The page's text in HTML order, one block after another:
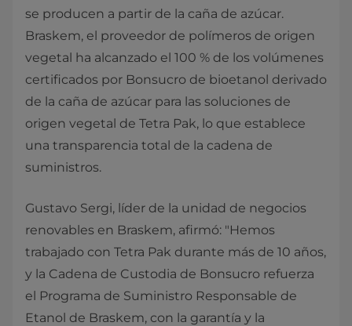
se producen a partir de la caña de azúcar.
Braskem, el proveedor de polímeros de origen
vegetal ha alcanzado el 100 % de los volúmenes
certificados por Bonsucro de bioetanol derivado
de la caña de azúcar para las soluciones de
origen vegetal de Tetra Pak, lo que establece
una transparencia total de la cadena de
suministros.
Gustavo Sergi, líder de la unidad de negocios
renovables en Braskem, afirmó: "Hemos
trabajado con Tetra Pak durante más de 10 años,
y la Cadena de Custodia de Bonsucro refuerza
el Programa de Suministro Responsable de
Etanol de Braskem, con la garantía y la